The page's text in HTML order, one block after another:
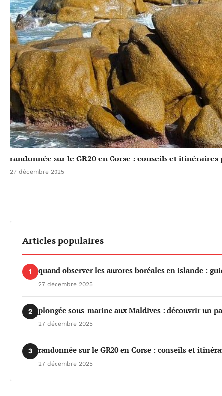
randonnée sur le GR20 en Corse : conseils et itinéraires
27 décembre 2025
Articles populaires
1 quand observer les aurores boréales en islande :
27 décembre 2025
2 plongée sous-marine aux Maldives : découvrir un
27 décembre 2025
3 randonnée sur le GR20 en Corse : conseils et
27 décembre 2025